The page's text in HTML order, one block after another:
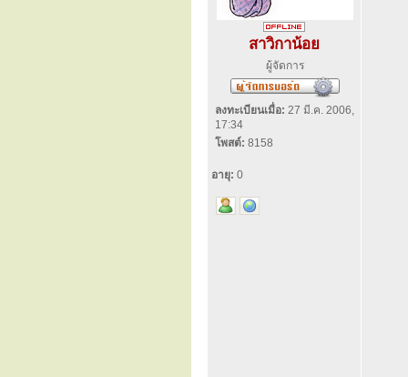
สาวิกาน้อย
ผู้จัดการ
ลงทะเบียนเมื่อ: 27 มี.ค. 2006,
17:34
โพสต์: 8158
อายุ: 0